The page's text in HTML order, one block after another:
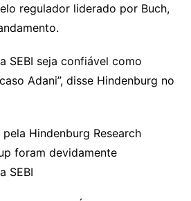
regulador liderado por Buch,
SEBI seja confiável como
Adani”, disse Hindenburg no
Hindenburg Research
foram devidamente
SEBI